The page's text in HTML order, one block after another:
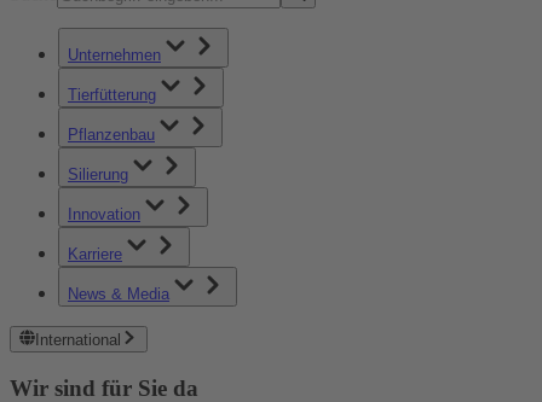
Unternehmen
Tierfütterung
Pflanzenbau
Silierung
Innovation
Karriere
News & Media
International
Wir sind für Sie da